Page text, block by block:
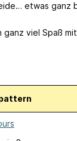
etwas ganz
ganz viel Spaß